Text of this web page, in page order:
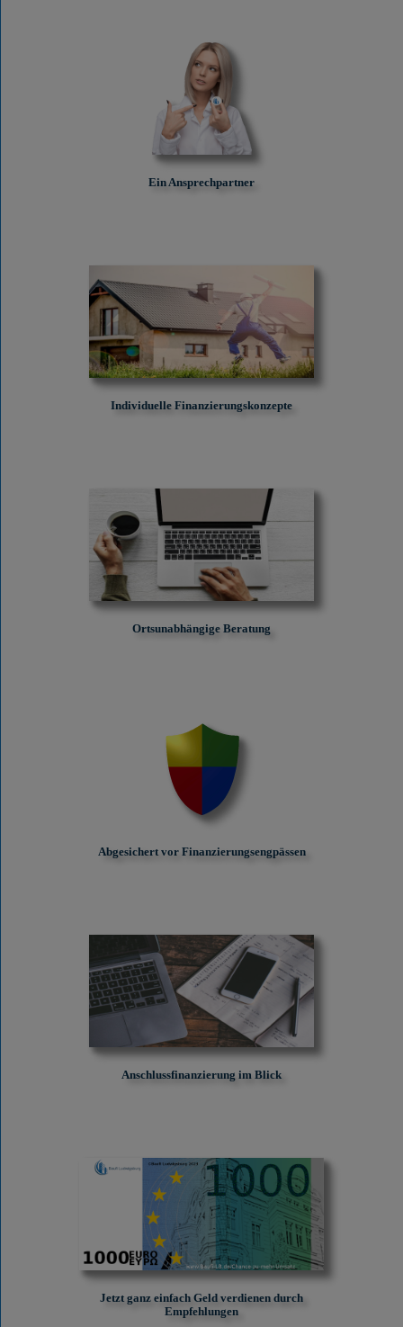
Ein Ansprechpartner
Individuelle Finanzierungskonzepte
Ortsunabhängige Beratung
Abgesichert vor Finanzierungs­engpässen
Anschlussfinanzierung im Blick
Jetzt ganz einfach Geld verdienen durch
Empfehlungen